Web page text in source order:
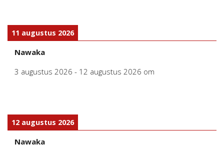
11 augustus 2026
Nawaka
3 augustus 2026 - 12 augustus 2026 om
12 augustus 2026
Nawaka